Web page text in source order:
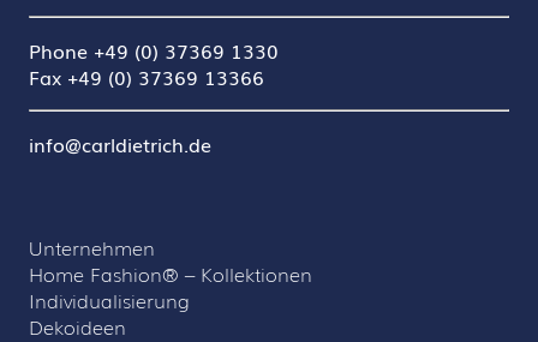
Phone +49 (0) 37369 1330
Fax +49 (0) 37369 13366
info@carldietrich.de
Unternehmen
Home Fashion® – Kollektionen
Individualisierung
Dekoideen